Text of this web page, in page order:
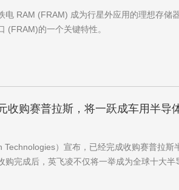
铁电 RAM (FRAM) 成为行星外应用的理想存
的一个关键特性。
购赛普拉斯，将一跃成车用半导
）宣布，已经完成收购赛普拉
购完成后，英飞凌不仅将一举成为全球十大